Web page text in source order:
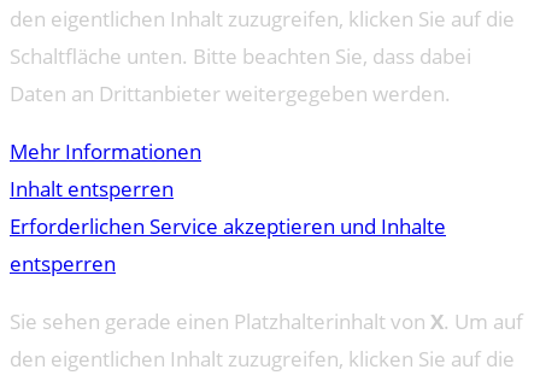
den eigentlichen Inhalt zuzugreifen, klicken Sie auf die
Schaltfläche unten. Bitte beachten Sie, dass dabei
Daten an Drittanbieter weitergegeben werden.
Mehr Informationen
Inhalt entsperren
Erforderlichen Service akzeptieren und Inhalte
entsperren
Sie sehen gerade einen Platzhalterinhalt von X. Um auf
den eigentlichen Inhalt zuzugreifen, klicken Sie auf die